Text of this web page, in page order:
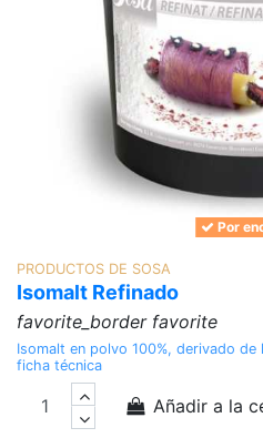
Por
PRODUCTOS DE SOSA
Isomalt Refinado
favorite_border favorite
Isomalt en polvo 100%, derivado
ficha técnica
Añadir a la